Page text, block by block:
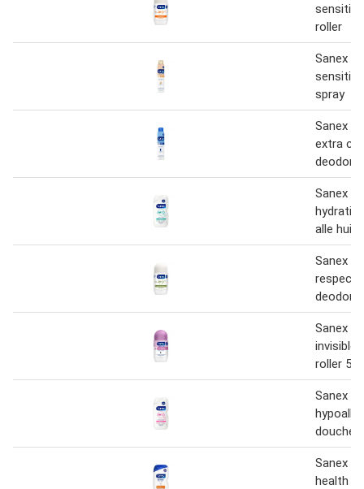
roller
Sanex
spray
Sanex
extra
Sanex
alle
Sanex
respect
Sanex
invisible
roller 50
Sanex
Sanex
health